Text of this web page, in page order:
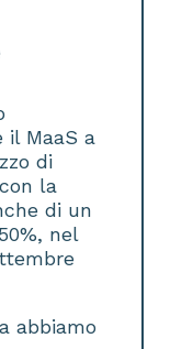
il MaaS a
di
la
di un
nel
abbiamo